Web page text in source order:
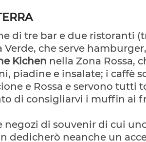
di tre bar e due ristoranti
Verde, che serve hamburger,
Kichen nella Zona Rossa,
piadine e insalate; i caffè
e Rossa e servono tutti
di consigliarvi i muffin ai
negozi di souvenir di cui
dedicherò neanche un